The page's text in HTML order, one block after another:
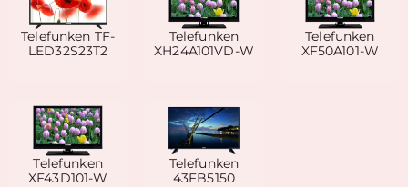
Telefunken TF-
LED32S23T2
Telefunken
XH24A101VD-W
Telefunken
XF50A101-W
Telefunken
XF43D101-W
Telefunken
43FB5150